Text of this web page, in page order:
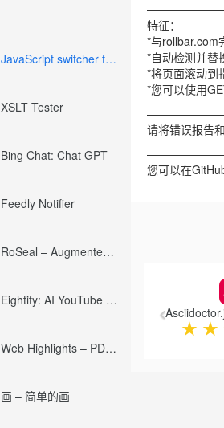
JavaScript switcher for SEO and development
XSLT Tester
Bing Chat: Chat GPT
Feedly Notifier
RoSeal – Augmented Roblox Experience
Eightify: AI YouTube Summary with ChatGPT
Web Highlights – PDF & Web Highlighter
画 – 简单的画
特征：
*与rollbar.com
*自动检测并替
*将页面滚动到
*您可以使用
请将错误报告
您可以在
★ ★